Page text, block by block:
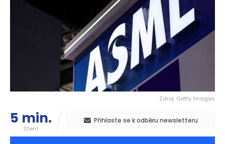
Zdroj: Getty Images
5 min.
čtení
Přihlaste se k odběru newsletteru